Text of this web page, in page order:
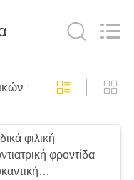
150
παιδιών
φιλική
φροντίδα